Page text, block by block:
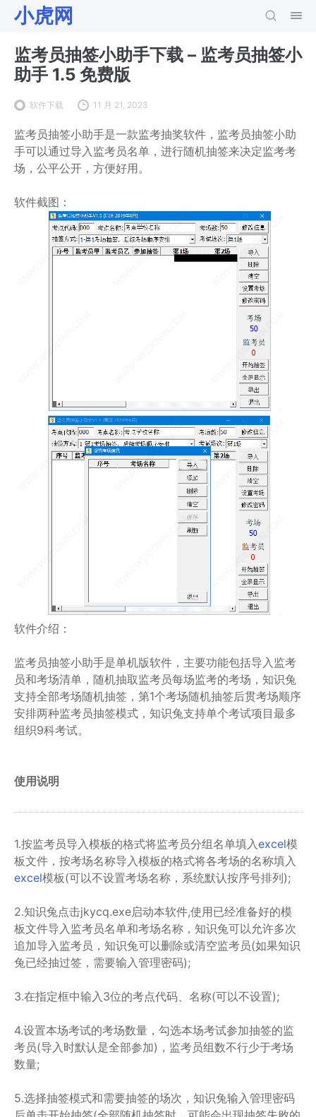
小虎网
监考员抽签小助手下载 – 监考员抽签小
助手 1.5 免费版
软件下载 11 月 21, 2023
监考员抽签小助手是一款监考抽奖软件，监考员抽签小助
手可以通过导入监考员名单，进行随机抽签来决定监考考
场，公平公开，方便好用。
软件截图：
软件介绍：
监考员抽签小助手是单机版软件，主要功能包括导入监考
员和考场清单，随机抽取监考员每场监考的考场，知识兔
支持全部考场随机抽签，第1个考场随机抽签后贯考场顺序
安排两种监考员抽签模式，知识兔支持单个考试项目最多
组织9科考试。
使用说明
1.按监考员导入模板的格式将监考员分组名单填入excel模
板文件，按考场名称导入模板的格式将各考场的名称填入
excel模板(可以不设置考场名称，系统默认按序号排列);
2.知识兔点击jkycq.exe启动本软件,使用已经准备好的模
板文件导入监考员名单和考场名称，知识兔可以允许多次
追加导入监考员，知识兔可以删除或清空监考员(如果知识
兔已经抽过签，需要输入管理密码);
3.在指定框中输入3位的考点代码、名称(可以不设置);
4.设置本场考试的考场数量，勾选本场考试参加抽签的监
考员(导入时默认是全部参加)，监考员组数不行少于考场
数量;
5.选择抽签模式和需要抽签的场次，知识兔输入管理密码